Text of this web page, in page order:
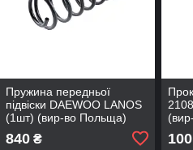
Пружина передньої
підвіски DAEWOO LANOS
(1шт) (вир-во Польща)
840₴ 100